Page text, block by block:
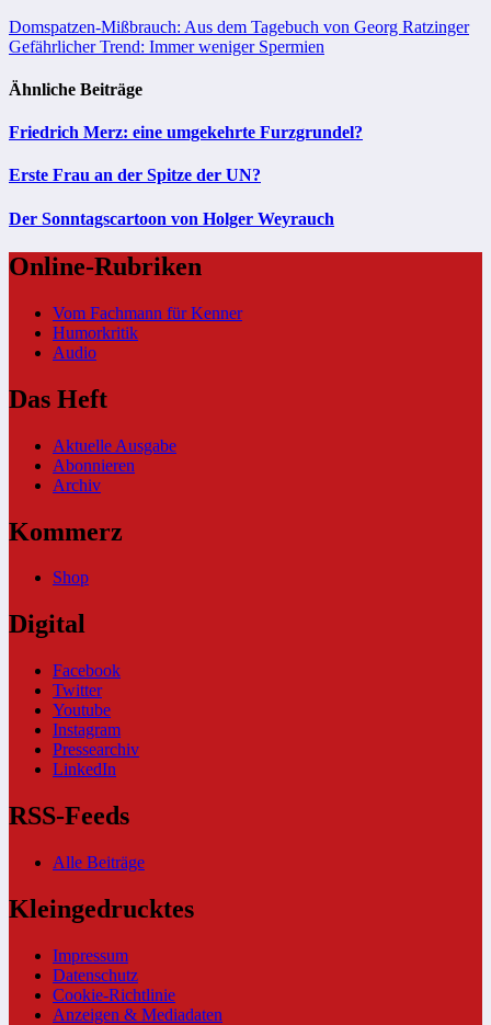
Beitragsnavigation
Domspatzen-Mißbrauch: Aus dem Tagebuch von Georg Ratzinger
Gefährlicher Trend: Immer weniger Spermien
Ähnliche Beiträge
Friedrich Merz: eine umgekehrte Furzgrundel?
Erste Frau an der Spitze der UN?
Der Sonntagscartoon von Holger Weyrauch
Online-Rubriken
Vom Fachmann für Kenner
Humorkritik
Audio
Das Heft
Aktuelle Ausgabe
Abonnieren
Archiv
Kommerz
Shop
Digital
Facebook
Twitter
Youtube
Instagram
Pressearchiv
LinkedIn
RSS-Feeds
Alle Beiträge
Kleingedrucktes
Impressum
Datenschutz
Cookie-Richtlinie
Anzeigen & Mediadaten